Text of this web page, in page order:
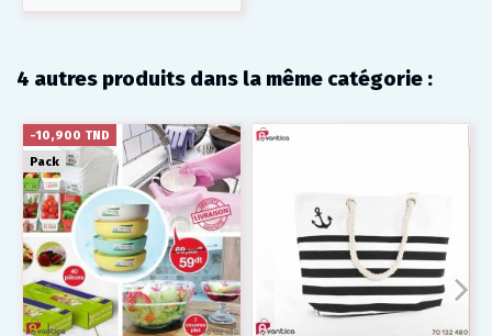
4 autres produits dans la même catégorie :
-10,900 TND
Pack